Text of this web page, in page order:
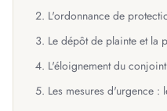
L'ordonnance de
Le dépôt de plainte et la
L'éloignement du
Les mesures d'urgence :